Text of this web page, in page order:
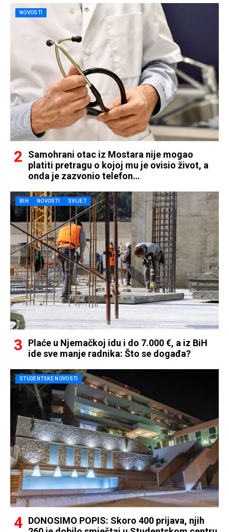
NOVOSTI
Samohrani otac iz Mostara nije mogao
platiti pretragu o kojoj mu je ovisio život, a
onda je zazvonio telefon…
BIH NOVOSTI SVIJET
Plaće u Njemačkoj idu i do 7.000 €, a iz BiH
ide sve manje radnika: Što se događa?
STUDENTSKE NOVOSTI
DONOSIMO POPIS: Skoro 400 prijava, njih